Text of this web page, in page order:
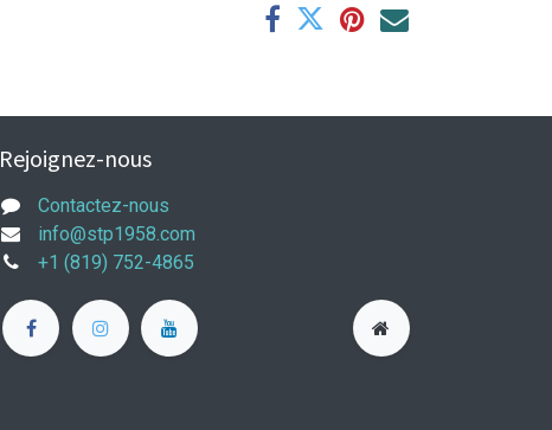
Rejoignez-nous
Contactez-nous
info@stp1958.com
+1 (819) 752-4865